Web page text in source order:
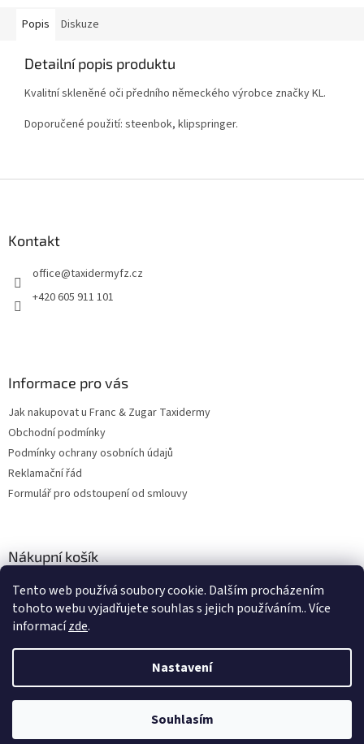
Tento web používá soubory cookie. Dalším procházením
tohoto webu vyjadřujete souhlas s jejich používáním.. Více
informacízde.
Nastavení
Souhlasím
Popis Diskuze
Detailní popis produktu
Kvalitní skleněné oči předního německého výrobce značky KL.
Doporučené použití: steenbok, klipspringer.
Kontakt
office@taxidermyfz.cz
+420 605 911 101
Informace pro vás
Jak nakupovat u Franc & Zugar Taxidermy
Obchodní podmínky
Podmínky ochrany osobních údajů
Reklamační řád
Formulář pro odstoupení od smlouvy
Nákupní košík
0KS /0 KČ
Copyright 2026Franc & Zugar Taxidermy s.r.o.. Všechna práva
Upravit nastavení cookies